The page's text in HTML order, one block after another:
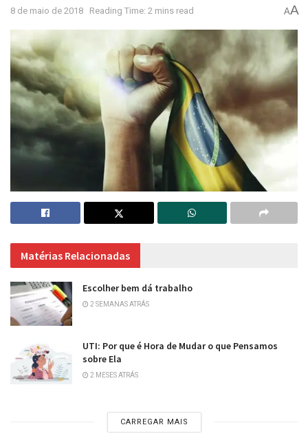
8 de maio de 2018 Reading Time: 2 mins read AA
Matérias Relacionadas
Escolher bem dá trabalho
2 SEMANAS ATRÁS
UTI: Por que é Hora de Mudar o que Pensamos
sobre Ela
2 MESES ATRÁS
CARREGAR MAIS